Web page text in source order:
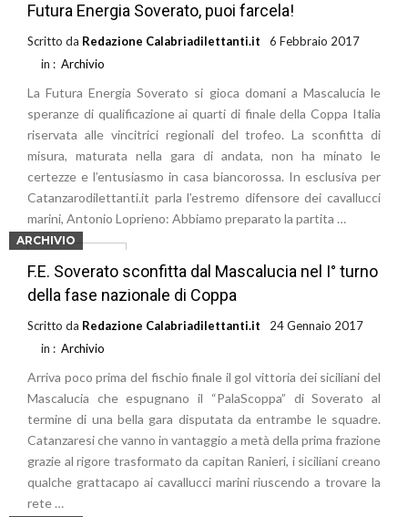
Futura Energia Soverato, puoi farcela!
Scritto da Redazione Calabriadilettanti.it
6 Febbraio 2017
in : Archivio
La Futura Energia Soverato si gioca domani a Mascalucia le
speranze di qualificazione ai quarti di finale della Coppa Italia
riservata alle vincitrici regionali del trofeo. La sconfitta di
misura, maturata nella gara di andata, non ha minato le
certezze e l’entusiasmo in casa biancorossa. In esclusiva per
Catanzarodilettanti.it parla l’estremo difensore dei cavallucci
marini, Antonio Loprieno: Abbiamo preparato la partita …
ARCHIVIO
F.E. Soverato sconfitta dal Mascalucia nel I° turno
della fase nazionale di Coppa
Scritto da Redazione Calabriadilettanti.it
24 Gennaio 2017
in : Archivio
Arriva poco prima del fischio finale il gol vittoria dei siciliani del
Mascalucia che espugnano il “PalaScoppa” di Soverato al
termine di una bella gara disputata da entrambe le squadre.
Catanzaresi che vanno in vantaggio a metà della prima frazione
grazie al rigore trasformato da capitan Ranieri, i siciliani creano
qualche grattacapo ai cavallucci marini riuscendo a trovare la
rete …